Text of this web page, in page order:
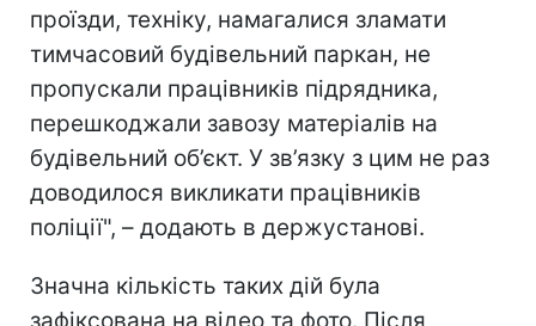
проїзди, техніку, намагалися зламати
тимчасовий будівельний паркан, не
пропускали працівників підрядника,
перешкоджали завозу матеріалів на
будівельний об’єкт. У зв’язку з цим не раз
доводилося викликати працівників
поліції", – додають в держустанові.
Значна кількість таких дій була
зафіксована на відео та фото. Після